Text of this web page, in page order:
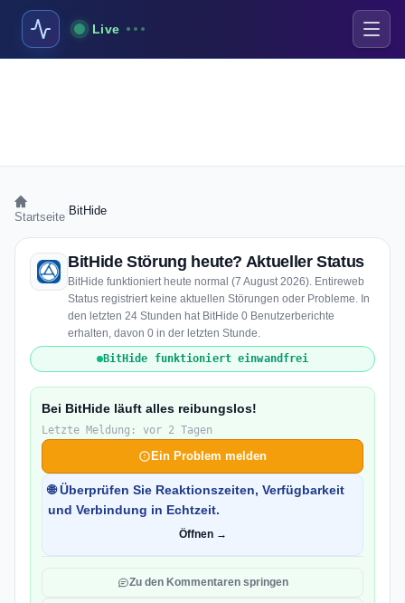
Live
Startseite BitHide
BitHide Störung heute? Aktueller Status
BitHide funktioniert heute normal (7 August 2026). Entireweb
Status registriert keine aktuellen Störungen oder Probleme. In
den letzten 24 Stunden hat BitHide 0 Benutzerberichte
erhalten, davon 0 in der letzten Stunde.
BitHide funktioniert einwandfrei
Bei BitHide läuft alles reibungslos!
Letzte Meldung: vor 2 Tagen
Ein Problem melden
🌐 Überprüfen Sie Reaktionszeiten, Verfügbarkeit
und Verbindung in Echtzeit.
Öffnen →
Zu den Kommentaren springen